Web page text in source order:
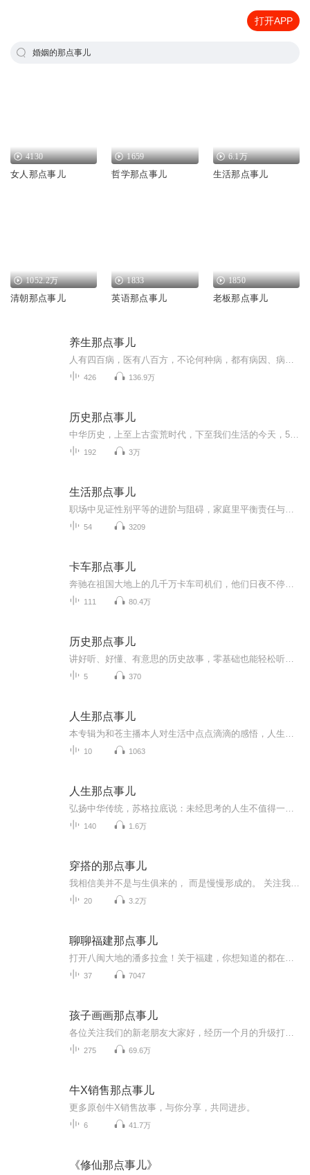
打开APP
婚姻的那点事儿
4130
女人那点事儿
1659
哲学那点事儿
6.1万
生活那点事儿
1052.2万
清朝那点事儿
1833
英语那点事儿
1850
老板那点事儿
养生那点事儿
426 136.9万
历史那点事儿
192 3万
生活那点事儿
54 3209
卡车那点事儿
111 80.4万
历史那点事儿
5 370
人生那点事儿
10 1063
人生那点事儿
140 1.6万
穿搭的那点事儿
20 3.2万
聊聊福建那点事儿
37 7047
孩子画画那点事儿
275 69.6万
牛X销售那点事儿
更多原创牛X销售故事，与你分享，共同进步。
6 41.7万
《修仙那点事儿》